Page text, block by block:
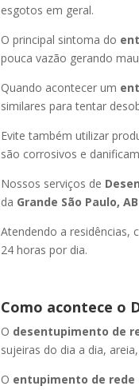
esgotos em geral.
O principal sintoma do
pouca vazão gerando
Quando acontecer um
similares para tentar
Evite também utilizar
são corrosivos e
Nossos serviços de
da Grande São Paulo,
Atendendo a residências,
24 horas por dia.
Como acontece o
O desentupimento de
sujeiras do dia a dia,
O entupimento de rede